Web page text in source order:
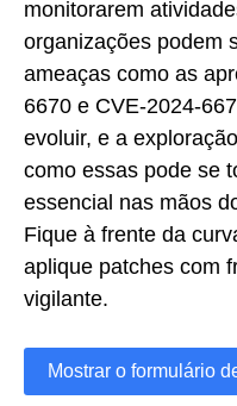
monitorarem
organizações podem
ameaças como as
6670 e CVE-2024-
evoluir, e a
como essas pode se
essencial nas mãos
Fique à frente da
aplique patches com
vigilante.
Mostrar o formulário